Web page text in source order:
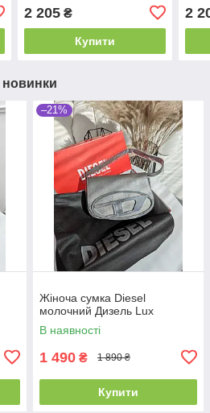
2 205₴
Купити
2
новинки
–21%
Жіноча сумка Diesel
молочний Дизель Lux
В наявності
1 490 ₴ 1 890 ₴
Купити